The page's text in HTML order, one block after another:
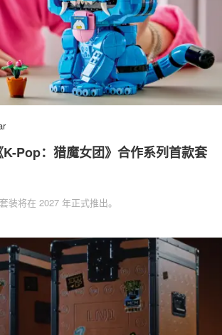
Pop：猎魔女团》合作系列首款套
装将在 2027 年正式推出。